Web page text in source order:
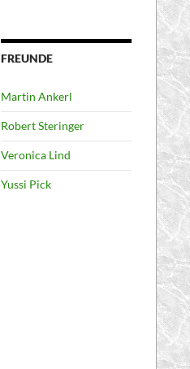
FREUNDE
Martin Ankerl
Robert Steringer
Veronica Lind
Yussi Pick